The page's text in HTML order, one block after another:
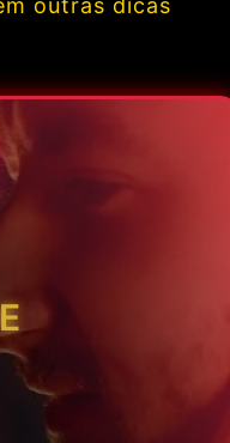
outras dicas